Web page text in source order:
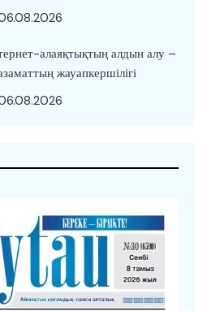
алаяқтықтың алдын алу –
жауапкершілігі